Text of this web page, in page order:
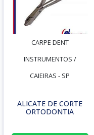
CARPE DENT
INSTRUMENTOS /
CAIEIRAS - SP
ALICATE DE CORTE
ORTODONTIA